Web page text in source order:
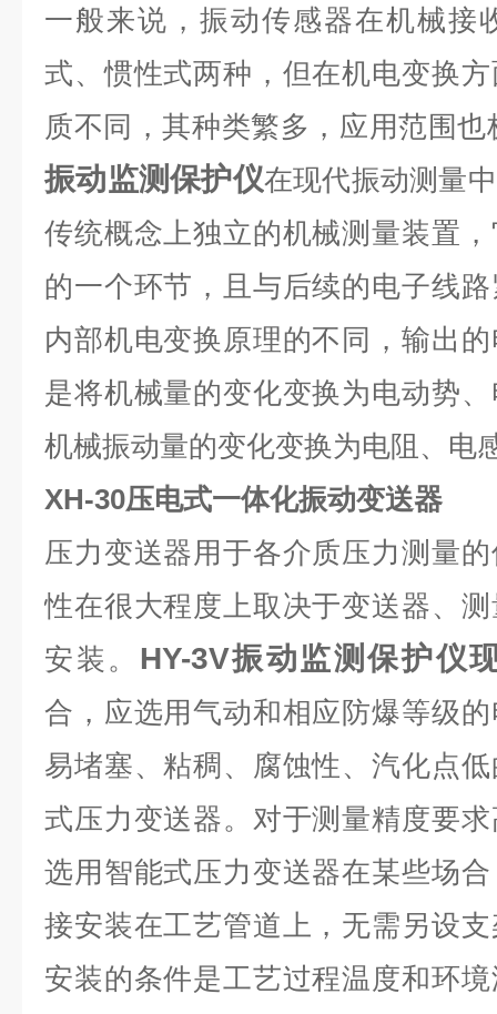
一般来说，振动传感器在机械接
式、惯性式两种，但在机电变换
质不同，其种类繁多，应用范围也
振动监测保护仪在现代振动测量
传统概念上独立的机械测量装置
的一个环节，且与后续的电子线
内部机电变换原理的不同，输出
是将机械量的变化变换为电动势
机械振动量的变化变换为电阻、电
XH-30压电式一体化振动变送器
压力变送器用于各介质压力测量
性在很大程度上取决于变送器、
安装。 HY-3V振动监测保护仪
合，应选用气动和相应防爆等级
易堵塞、粘稠、腐蚀性、汽化点
式压力变送器。对于测量精度要
选用智能式压力变送器在某些场
接安装在工艺管道上，无需另设
安装的条件是工艺过程温度和环